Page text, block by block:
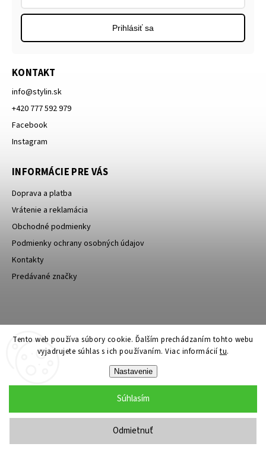
Tento web používa súbory cookie. Ďalším prechádzaním tohto webu
vyjadrujete súhlas s ich používaním. Viac informáciítu.
Nastavenie
Odmietnuť
Súhlasím
KONTAKT
info@stylin.sk
+420 777 592 979
Facebook
Instagram
INFORMÁCIE PRE VÁS
Doprava a platba
Vrátenie a reklamácia
Obchodné podmienky
Podmienky ochrany osobných údajov
Kontakty
Predávané značky
Prihlásiť sa
Bagin.cz
Upraviť nastavenie cookies
Grafický návrh vytvořil a nakódoval